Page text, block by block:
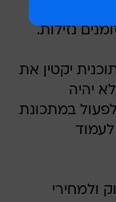
נזילות.
יקטין את
יהיה
במתכונת
לעמוד
ולמחירי